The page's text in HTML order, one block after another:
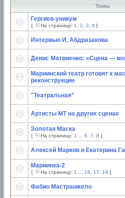
Темы
Гергиев-уникум
[ На страницу: 1 2 3 4 ]
Интервью И. Абдразакова
Денис Матвиенко: «Сцена —
Мариинский театр готовят к
реконструкции
"Театральная"
Артисты МТ на других сценах
Золотая Маска
[ На страницу: 1 6 7 8 ]
Алексей Марков и Екатерина
Мариинка-2
[ На страницу: 1 16 17 18 ]
Фабио Мастранжело